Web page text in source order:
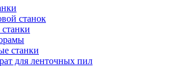
станок
станки
для ленточных пил